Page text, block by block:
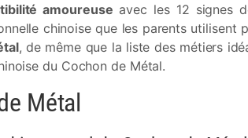
amoureuse avec les 12 signes
chinoise que les parents utilisent
, de même que la liste des métiers
du Cochon de Métal.
Métal